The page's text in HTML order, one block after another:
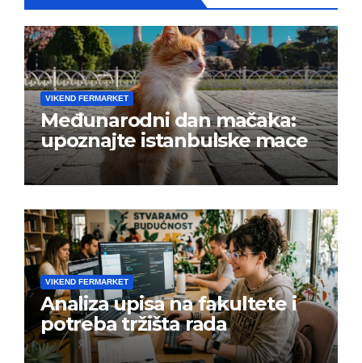
VIKEND FERMARKET
Međunarodni dan mačaka:
upoznajte istanbulske mace
VIKEND FERMARKET
Analiza upisa na fakultete i
potreba tržišta rada